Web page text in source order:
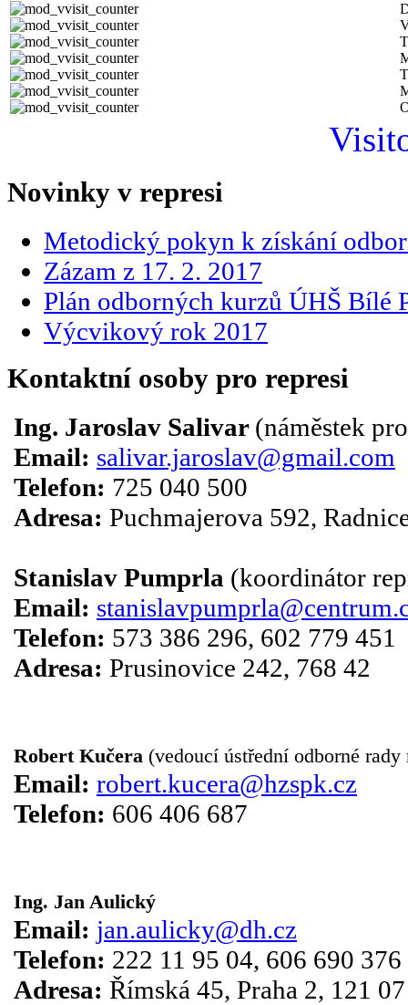
Novinky v represi
Metodický pokyn k získání
Zázam z 17. 2. 2017
Plán odborných kurzů ÚHŠ Bílé
Výcvikový rok 2017
Kontaktní osoby pro represi
Ing. Jaroslav Salivar (náměstek
Email: salivar.jaroslav@gmail.com
Telefon: 725 040 500
Adresa: Puchmajerova 592,
Stanislav Pumprla (koordinátor
Email:
Telefon: 573 386 296, 602 779 451
Adresa: Prusinovice 242, 768 42
Robert Kučera (vedoucí ústřední odborné rady
Email: robert.kucera@hzspk.cz
Telefon: 606 406 687
Ing. Jan Aulický
Email: jan.aulicky@dh.cz
Telefon: 222 11 95 04, 606 690 376
Adresa: Římská 45, Praha 2, 121 07